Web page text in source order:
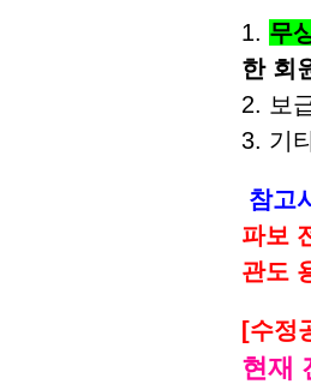
1. 무
한 회
2. 보
3. 기
참고
파보
관도
[수정
현재